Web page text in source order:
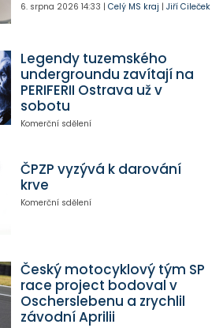
6. srpna 2026 14:33 | Celý MS kraj | Jiří Cileček
Legendy tuzemského
undergroundu zavítají na
PERIFERII Ostrava už v
sobotu
Komerční sdělení
ČPZP vyzývá k darování
krve
Komerční sdělení
Český motocyklový tým SP
race project bodoval v
Oscherslebenu a zrychlil
závodní Aprilii